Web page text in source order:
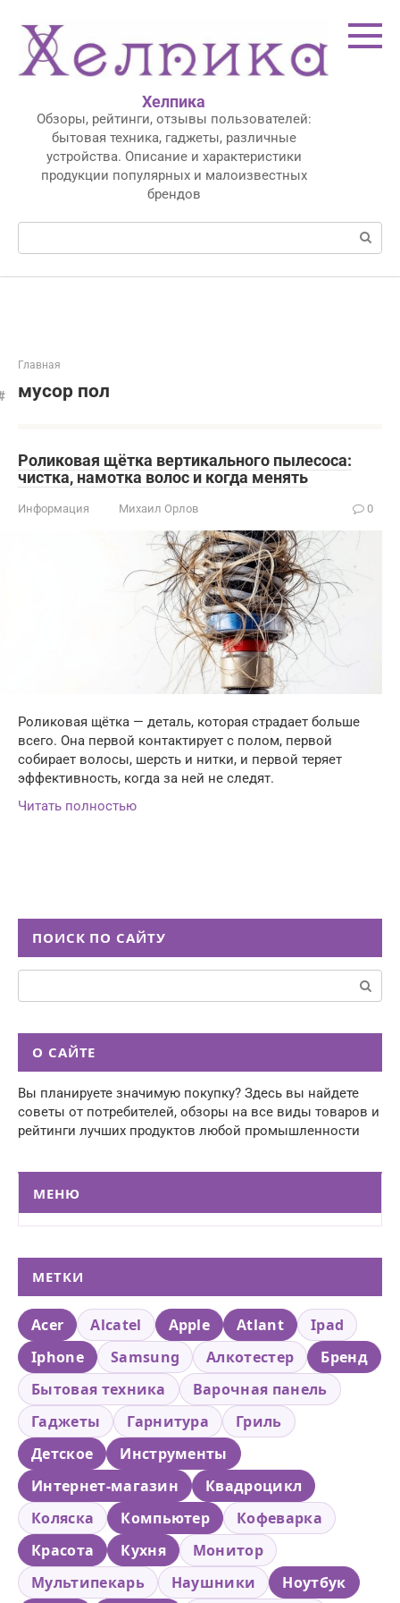
контенту
Хелпика
Обзоры, рейтинги, отзывы пользователей:
бытовая техника, гаджеты, различные
устройства. Описание и характеристики
продукции популярных и малоизвестных
брендов
Поиск:
Главная
мусор пол
Роликовая щётка вертикального пылесоса:
чистка, намотка волос и когда менять
Информация Михаил Орлов 0
Роликовая щётка — деталь, которая страдает больше
всего. Она первой контактирует с полом, первой
собирает волосы, шерсть и нитки, и первой теряет
эффективность, когда за ней не следят.
Читать полностью
ПОИСК ПО САЙТУ
Поиск:
О САЙТЕ
Вы планируете значимую покупку? Здесь вы найдете
советы от потребителей, обзоры на все виды товаров и
рейтинги лучших продуктов любой промышленности
МЕНЮ
МЕТКИ
Acer Alcatel Apple Atlant
Ipad
Iphone
Samsung Алкотестер
Бренд
Бытовая техника
Варочная панель
Гаджеты
Гарнитура
Гриль
Детское
Инструменты
Интернет-магазин
Квадроцикл
Коляска
Компьютер
Кофеварка
Красота
Кухня
Монитор
Мультипекарь
Наушники Ноутбук